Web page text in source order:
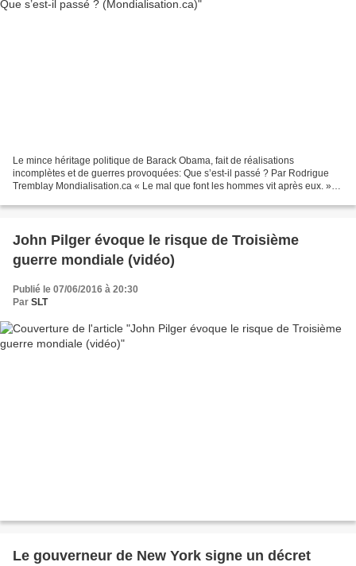
Le mince héritage politique de Barack Obama, fait de réalisations
incomplètes et de guerres provoquées: Que s’est-il passé ? Par Rodrigue
Tremblay Mondialisation.ca « Le mal que font les hommes vit après eux. »
John Pilger évoque le risque de Troisième
guerre mondiale (vidéo)
Publié le 07/06/2016 à 20:30
Par SLT
Le gouverneur de New York signe un décret